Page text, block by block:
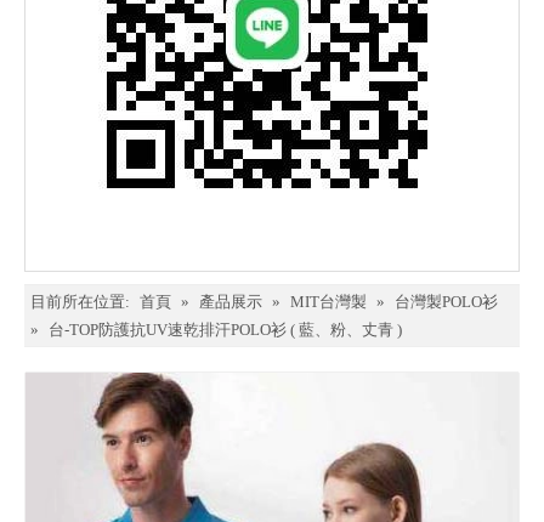
目前所在位置: 首頁 » 產品展示 » MIT台灣製 »
台灣製POLO衫
»
台-TOP防護抗UV速乾排汗POLO衫 ( 藍、粉、丈青 )